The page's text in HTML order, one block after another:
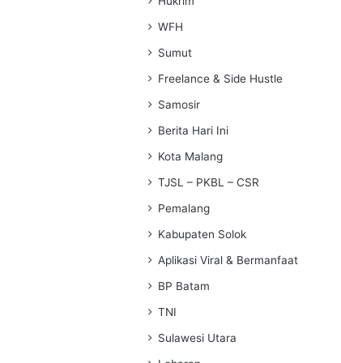
WFH
Sumut
Freelance & Side Hustle
Samosir
Berita Hari Ini
Kota Malang
TJSL – PKBL – CSR
Pemalang
Kabupaten Solok
Aplikasi Viral & Bermanfaat
BP Batam
TNI
Sulawesi Utara